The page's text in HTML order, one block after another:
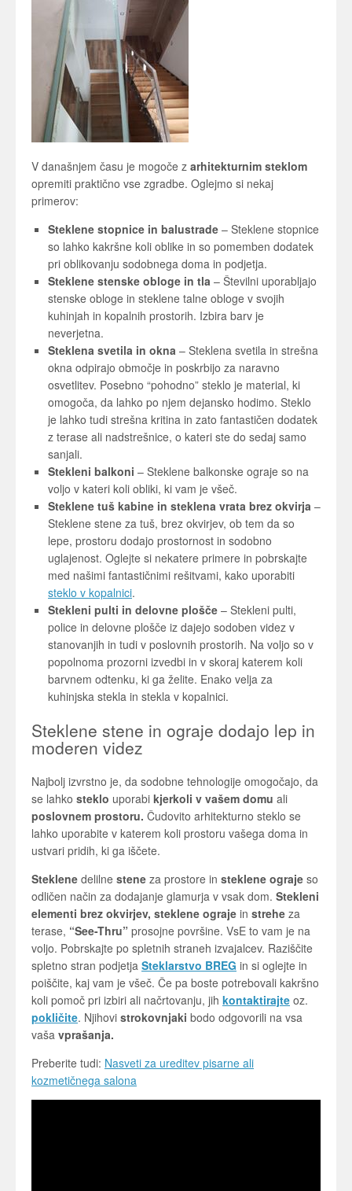
V današnjem času je mogoče z arhitekturnim steklom
opremiti praktično vse zgradbe. Oglejmo si nekaj
primerov:
Steklene stopnice in balustrade – Steklene stopnice
so lahko kakršne koli oblike in so pomemben dodatek
pri oblikovanju sodobnega doma in podjetja.
Steklene stenske obloge in tla – Številni uporabljajo
stenske obloge in steklene talne obloge v svojih
kuhinjah in kopalnih prostorih. Izbira barv je
neverjetna.
Steklena svetila in okna – Steklena svetila in strešna
okna odpirajo območje in poskrbijo za naravno
osvetlitev. Posebno “pohodno” steklo je material, ki
omogoča, da lahko po njem dejansko hodimo. Steklo
je lahko tudi strešna kritina in zato fantastičen dodatek
z terase ali nadstrešnice, o kateri ste do sedaj samo
sanjali.
Stekleni balkoni – Steklene balkonske ograje so na
voljo v kateri koli obliki, ki vam je všeč.
Steklene tuš kabine in steklena vrata brez okvirja –
Steklene stene za tuš, brez okvirjev, ob tem da so
lepe, prostoru dodajo prostornost in sodobno
uglajenost. Oglejte si nekatere primere in pobrskajte
med našimi fantastičnimi rešitvami, kako uporabiti
steklo v kopalnici.
Stekleni pulti in delovne plošče – Stekleni pulti,
police in delovne plošče iz dajejo sodoben videz v
stanovanjih in tudi v poslovnih prostorih. Na voljo so v
popolnoma prozorni izvedbi in v skoraj katerem koli
barvnem odtenku, ki ga želite. Enako velja za
kuhinjska stekla in stekla v kopalnici.
Steklene stene in ograje dodajo lep in
moderen videz
Najbolj izvrstno je, da sodobne tehnologije omogočajo, da
se lahko steklo uporabi kjerkoli v vašem domu ali
poslovnem prostoru. Čudovito arhitekturno steklo se
lahko uporabite v katerem koli prostoru vašega doma in
ustvari pridih, ki ga iščete.
Steklene delilne stene za prostore in steklene ograje so
odličen način za dodajanje glamurja v vsak dom. Stekleni
elementi brez okvirjev, steklene ograje in strehe za
terase, “See-Thru” prosojne površine. VsE to vam je na
voljo. Pobrskajte po spletnih straneh izvajalcev. Raziščite
spletno stran podjetja Steklarstvo BREG in si oglejte in
poiščite, kaj vam je všeč. Če pa boste potrebovali kakršno
koli pomoč pri izbiri ali načrtovanju, jih kontaktirajte oz.
pokličite. Njihovi strokovnjaki bodo odgovorili na vsa
vaša vprašanja.
Preberite tudi: Nasveti za ureditev pisarne ali
kozmetičnega salona